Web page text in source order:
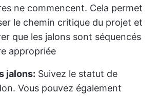
ne commencent. Cela permet
le chemin critique du projet et
que les jalons sont séquencés
appropriée
jalons: Suivez le statut de
Vous pouvez également